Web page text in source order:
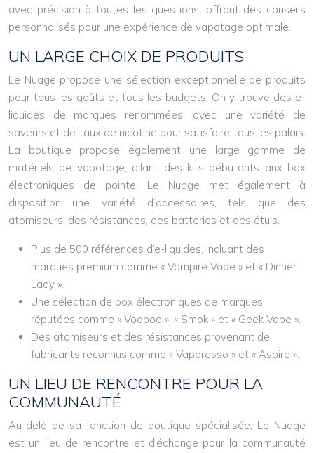
avec précision à toutes les questions, offrant des conseils
personnalisés pour une expérience de vapotage optimale.
UN LARGE CHOIX DE PRODUITS
Le Nuage propose une sélection exceptionnelle de produits
pour tous les goûts et tous les budgets. On y trouve des e-
liquides de marques renommées, avec une variété de
saveurs et de taux de nicotine pour satisfaire tous les palais.
La boutique propose également une large gamme de
matériels de vapotage, allant des kits débutants aux box
électroniques de pointe. Le Nuage met également à
disposition une variété d’accessoires, tels que des
atomiseurs, des résistances, des batteries et des étuis.
Plus de 500 références d’e-liquides, incluant des
marques premium comme « Vampire Vape » et « Dinner
Lady ».
Une sélection de box électroniques de marques
réputées comme « Voopoo », « Smok » et « Geek Vape ».
Des atomiseurs et des résistances provenant de
fabricants reconnus comme « Vaporesso » et « Aspire ».
UN LIEU DE RENCONTRE POUR LA
COMMUNAUTÉ
Au-delà de sa fonction de boutique spécialisée, Le Nuage
est un lieu de rencontre et d’échange pour la communauté